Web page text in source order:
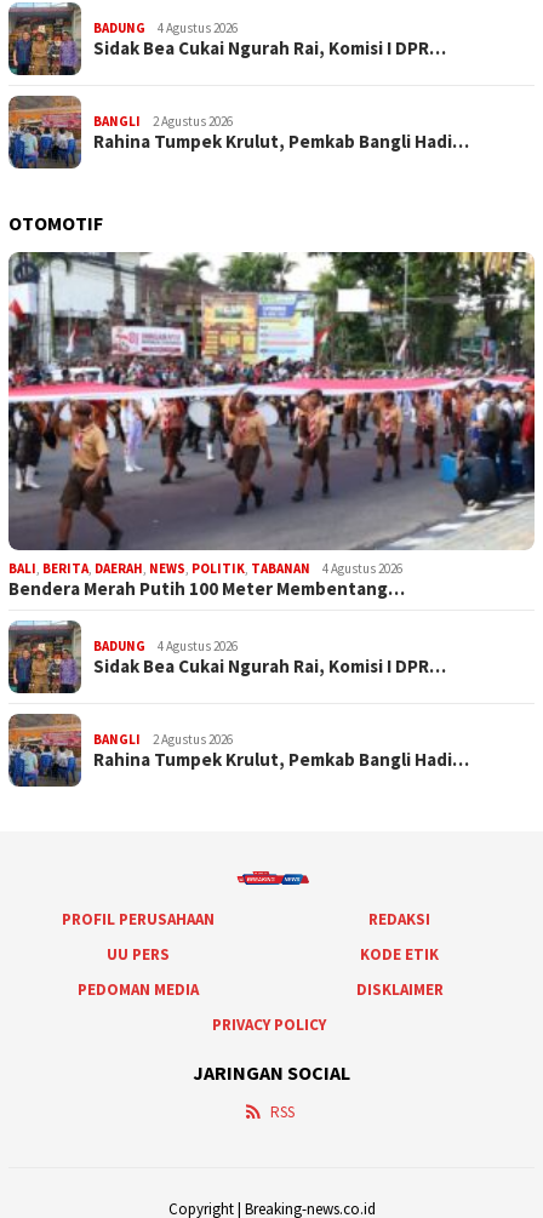
BADUNG 4 Agustus 2026
Sidak Bea Cukai Ngurah Rai, Komisi I DPR…
BANGLI 2 Agustus 2026
Rahina Tumpek Krulut, Pemkab Bangli Hadi…
OTOMOTIF
BALI, BERITA, DAERAH, NEWS, POLITIK, TABANAN 4 Agustus 2026
Bendera Merah Putih 100 Meter Membentang…
BADUNG 4 Agustus 2026
Sidak Bea Cukai Ngurah Rai, Komisi I DPR…
BANGLI 2 Agustus 2026
Rahina Tumpek Krulut, Pemkab Bangli Hadi…
PROFIL PERUSAHAAN
REDAKSI
UU PERS
KODE ETIK
PEDOMAN MEDIA
DISKLAIMER
PRIVACY POLICY
JARINGAN SOCIAL
RSS
Copyright | Breaking-news.co.id